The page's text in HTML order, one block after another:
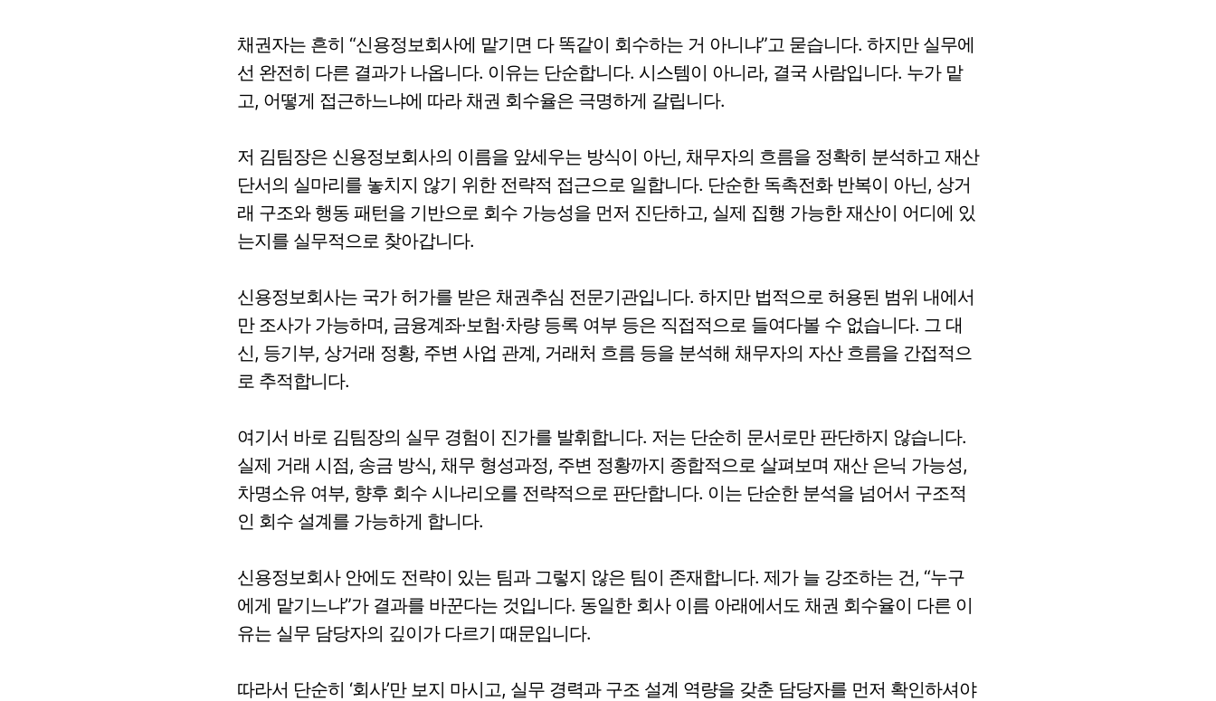
채권자는 흔히 “신용정보회사에 맡기면 다 똑같이 회수하는 거 아니냐”고 묻습니다. 하지만 실무에
선 완전히 다른 결과가 나옵니다. 이유는 단순합니다. 시스템이 아니라, 결국 사람입니다. 누가 맡
고, 어떻게 접근하느냐에 따라 채권 회수율은 극명하게 갈립니다.
저 김팀장은 신용정보회사의 이름을 앞세우는 방식이 아닌, 채무자의 흐름을 정확히 분석하고 재산
단서의 실마리를 놓치지 않기 위한 전략적 접근으로 일합니다. 단순한 독촉전화 반복이 아닌, 상거
래 구조와 행동 패턴을 기반으로 회수 가능성을 먼저 진단하고, 실제 집행 가능한 재산이 어디에 있
는지를 실무적으로 찾아갑니다.
신용정보회사는 국가 허가를 받은 채권추심 전문기관입니다. 하지만 법적으로 허용된 범위 내에서
만 조사가 가능하며, 금융계좌·보험·차량 등록 여부 등은 직접적으로 들여다볼 수 없습니다. 그 대
신, 등기부, 상거래 정황, 주변 사업 관계, 거래처 흐름 등을 분석해 채무자의 자산 흐름을 간접적으
로 추적합니다.
여기서 바로 김팀장의 실무 경험이 진가를 발휘합니다. 저는 단순히 문서로만 판단하지 않습니다.
실제 거래 시점, 송금 방식, 채무 형성과정, 주변 정황까지 종합적으로 살펴보며 재산 은닉 가능성,
차명소유 여부, 향후 회수 시나리오를 전략적으로 판단합니다. 이는 단순한 분석을 넘어서 구조적
인 회수 설계를 가능하게 합니다.
신용정보회사 안에도 전략이 있는 팀과 그렇지 않은 팀이 존재합니다. 제가 늘 강조하는 건, “누구
에게 맡기느냐”가 결과를 바꾼다는 것입니다. 동일한 회사 이름 아래에서도 채권 회수율이 다른 이
유는 실무 담당자의 깊이가 다르기 때문입니다.
따라서 단순히 ‘회사’만 보지 마시고, 실무 경력과 구조 설계 역량을 갖춘 담당자를 먼저 확인하셔야